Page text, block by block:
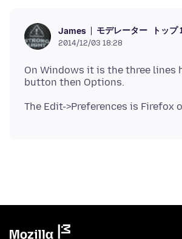
James モデレーター トップ
2014/12/03 18:28
On Windows it is the three lines